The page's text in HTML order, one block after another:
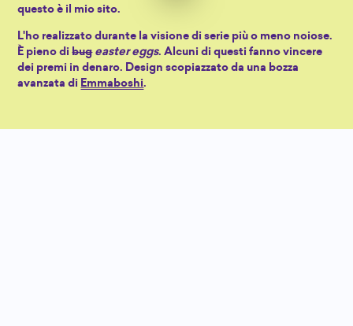
questo è il mio sito.
L'ho realizzato durante la visione di serie più o meno noiose.
È pieno dibug easter eggs. Alcuni di questi fanno vincere
dei premi in denaro. Design scopiazzato da una bozza
avanzata di Emmaboshi.